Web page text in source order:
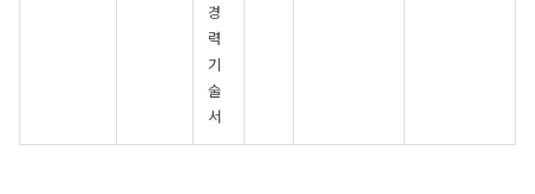
경
력
기
술
서